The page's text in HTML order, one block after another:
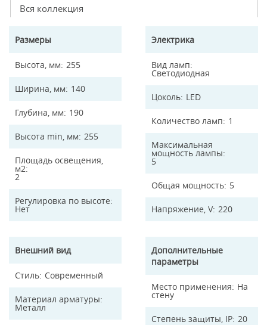
Вся коллекция
Размеры
Высота, мм 255
Ширина, мм 140
Глубина, мм 190
Высота min, мм 255
Площадь освещения,
м2
2
Регулировка по высоте
Нет
Внешний вид
Стиль Современный
Материал арматуры
Металл
Электрика
Вид ламп
Светодиодная
Цоколь LED
Количество ламп 1
Максимальная
мощность лампы
5
Общая мощность 5
Напряжение, V 220
Дополнительные
параметры
Место применения На
стену
Степень защиты, IP 20